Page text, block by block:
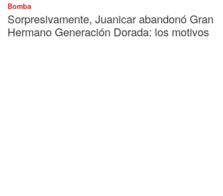
Bomba
Sorpresivamente, Juanicar abandonó Gran
Hermano Generación Dorada: los motivos